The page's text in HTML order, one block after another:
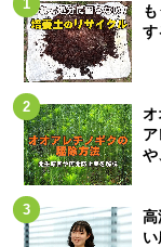
す
オ
や
高